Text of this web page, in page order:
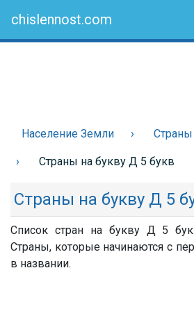
chislennost.com
Население Земли
Страны на букву Д 5 букв
Страны на букву Д 5
Список стран на букву Д 5
Страны, которые начинаются с
в названии.